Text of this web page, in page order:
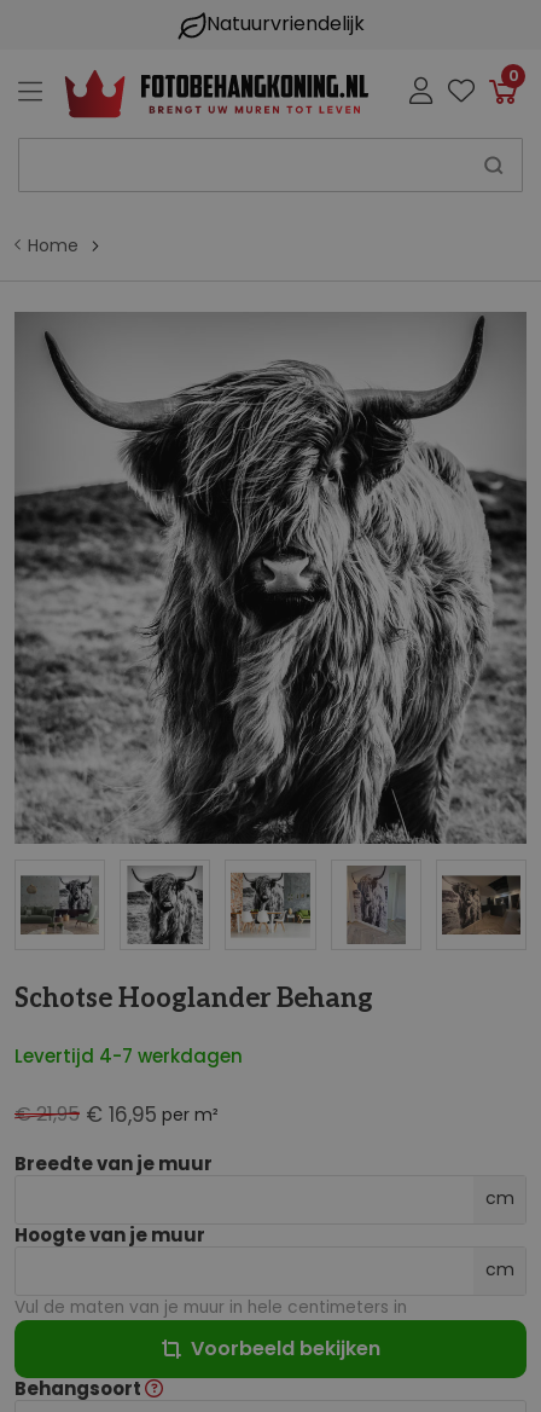
Natuurvriendelijk
0
Home
Schotse Hooglander Behang
Levertijd 4-7 werkdagen
€ 16,95 per m²
€ 21,95
Breedte van je muur
cm
Hoogte van je muur
cm
Vul de maten van je muur in hele centimeters in
Voorbeeld bekijken
Behangsoort